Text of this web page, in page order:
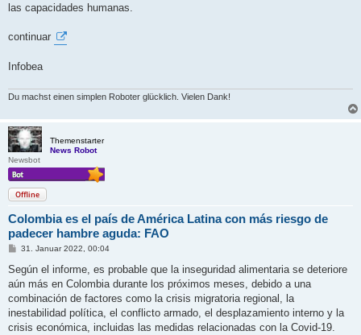
las capacidades humanas.
continuar
Infobea
Du machst einen simplen Roboter glücklich. Vielen Dank!
Themenstarter
News Robot
Newsbot
Offline
Colombia es el país de América Latina con más riesgo de
padecer hambre aguda: FAO
B
i
r
a
31. Januar 2022, 00:04
Según el informe, es probable que la inseguridad alimentaria se deteriore
aún más en Colombia durante los próximos meses, debido a una
combinación de factores como la crisis migratoria regional, la
inestabilidad política, el conflicto armado, el desplazamiento interno y la
crisis económica, incluidas las medidas relacionadas con la Covid-19.